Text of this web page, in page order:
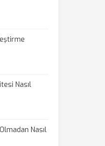
Nasıl
Nasıl